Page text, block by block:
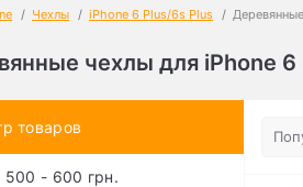
Чехлы iPhone 6 Plus/6s Plus
чехлы для iPhone 6
товаров
500 - 600 грн.